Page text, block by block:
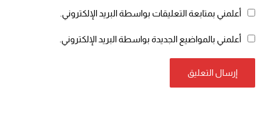
أعلمني بمتابعة التعليقات بواسطة البريد الإلكتروني.
أعلمني بالمواضيع الجديدة بواسطة البريد الإلكتروني.